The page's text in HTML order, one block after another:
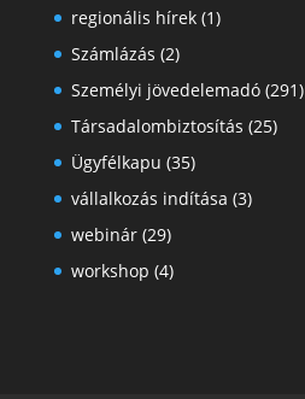
regionális hírek(1)
Számlázás (2)
Személyi jövedelemadó(291)
Társadalombiztosítás (25)
Ügyfélkapu (35)
vállalkozás indítása (3)
webinár(29)
workshop (4)